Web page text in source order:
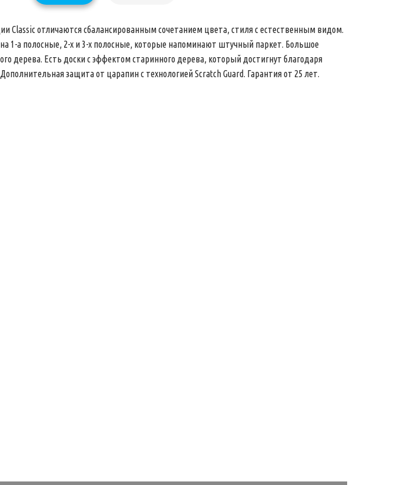
Classic отличаются сбалансированным сочетанием цвета, стиля с естественным видом.
1-а полосные, 2-х и 3-х полосные, которые напоминают штучный паркет. Большое
дерева. Есть доски с эффектом старинного дерева, который достигнут благодаря
защита от царапин с технологией Scratch Guard. Гарантия от 25 лет.